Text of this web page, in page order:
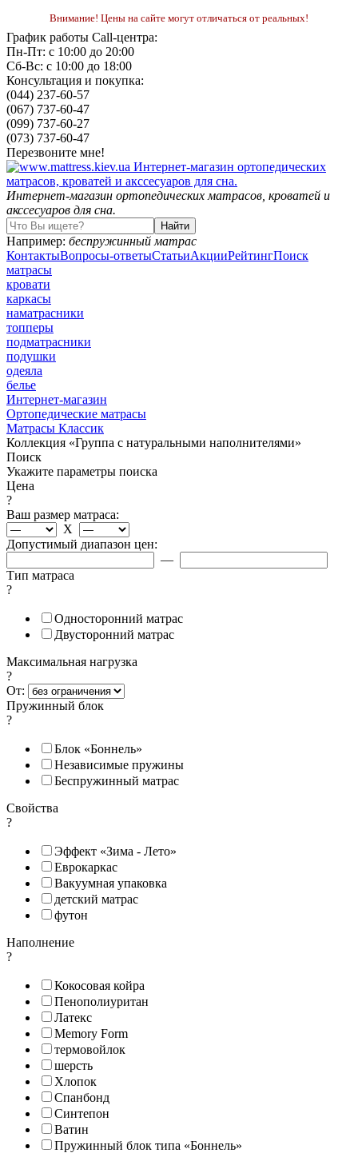
Внимание! Цены на сайте могут отличаться от реальных!
График работы Call-центра:
Пн-Пт: с 10:00 до 20:00
Сб-Вс: с 10:00 до 18:00
Консультация и покупка:
(044) 237-60-57
(067) 737-60-47
(099) 737-60-27
(073) 737-60-47
Перезвоните мне!
Интернет-магазин ортопедических матрасов, кроватей и
акссесуаров для сна.
Например: беспружинный матрас
КонтактыВопросы-ответыСтатьиАкцииРейтингПоиск
матрасы
кровати
каркасы
наматрасники
топперы
подматрасники
подушки
одеяла
белье
Интернет-магазин
Ортопедические матрасы
Матрасы Классик
Коллекция «Группа с натуральными наполнителями»
Поиск
Укажите параметры поиска
Цена
?
Ваш размер матраса:
X
Допустимый диапазон цен:
—
Тип матраса
?
Односторонний матрас
Двусторонний матрас
Максимальная нагрузка
?
От:
Пружинный блок
?
Блок «Боннель»
Независимые пружины
Беспружинный матрас
Свойства
?
Эффект «Зима - Лето»
Еврокаркас
Вакуумная упаковка
детский матрас
футон
Наполнение
?
Кокосовая койра
Пенополиуритан
Латекс
Memory Form
термовойлок
шерсть
Хлопок
Спанбонд
Синтепон
Ватин
Пружинный блок типа «Боннель»